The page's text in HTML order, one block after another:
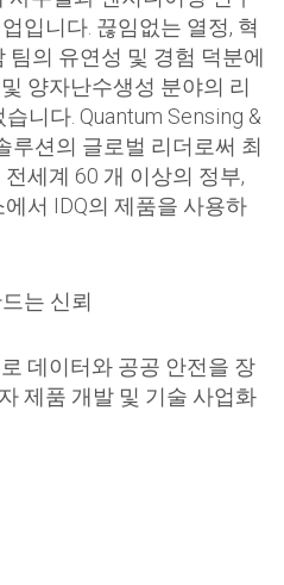
입니다. 끊임없는 열정, 혁
팀의 유연성 및 경험 덕분에
양자난수생성 분야의 리
니다. Quantum Sensing &
루션의 글로벌 리더로써 최
세계 60 개 이상의 정부,
서 IDQ의 제품을 사용하
는 신뢰
데이터와 공공 안전을 장
제품 개발 및 기술 사업화